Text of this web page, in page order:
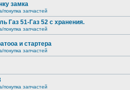
замка
запчастей
Газ 51-Газ 52 с хранения.
запчастей
и стартера
запчастей
запчастей